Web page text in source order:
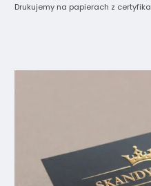
Drukujemy na papierach z